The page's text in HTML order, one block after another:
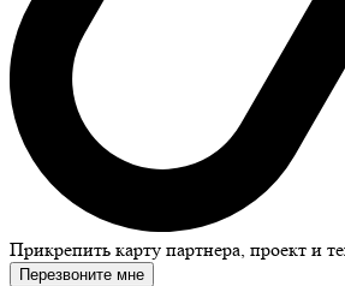
Прикрепить карту партнера, проект и
Перезвоните мне